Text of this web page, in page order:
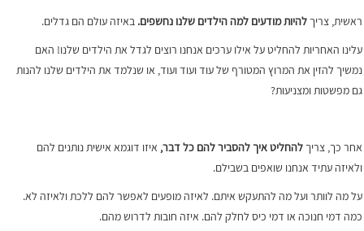
ראשית, צריךלהיות מודעים למה הילדים שלנו נחשפים. באיזה עולם הם גדלים.
עלינו האחריות להחליט על אילו ערכים אנחנו רוצים לגדל את הילדים שלנו! האם
נמשיך להזין את המרוץ המטורף של עוד ועוד ועוד, או שנלמד את הילדים שלנו להנות
גם מפשטות ומצניעות?
אחר כך, צריךלהחליט איך להסביר להם כל דבר, איזו דוגמא אישית נותנים להם
ולאיזה עתיד אנחנו שואפים בשבילם.
על מה לוותר ועל מה להתעקש איתם. לאיזה מופעים לאפשר להם ללכת ולאיזה לא.
כמה דמי חנוכה או דמי כיס לחלק להם. איזה חובות לדרוש מהם.